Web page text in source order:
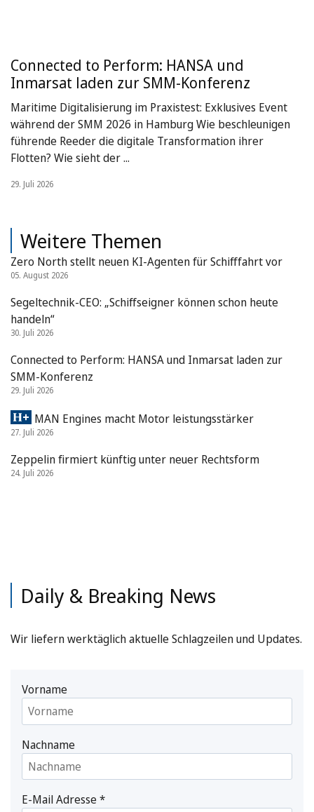
Connected to Perform: HANSA und
Inmarsat laden zur SMM-Konferenz
Maritime Digitalisierung im Praxistest: Exklusives Event
während der SMM 2026 in Hamburg Wie beschleunigen
führende Reeder die digitale Transformation ihrer
Flotten? Wie sieht der ...
29. Juli 2026
Weitere Themen
Zero North stellt neuen KI-Agenten für Schifffahrt vor
05. August 2026
Segeltechnik-CEO: „Schiffseigner können schon heute
handeln“
30. Juli 2026
Connected to Perform: HANSA und Inmarsat laden zur
SMM-Konferenz
29. Juli 2026
MAN Engines macht Motor leistungsstärker
27. Juli 2026
Zeppelin firmiert künftig unter neuer Rechtsform
24. Juli 2026
Daily & Breaking News
Wir liefern werktäglich aktuelle Schlagzeilen und Updates.
Vorname
Nachname
E-Mail Adresse*